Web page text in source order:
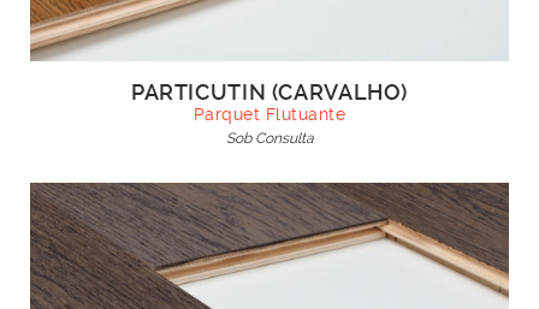
PARTICUTIN (CARVALHO)
Parquet Flutuante
Sob Consulta